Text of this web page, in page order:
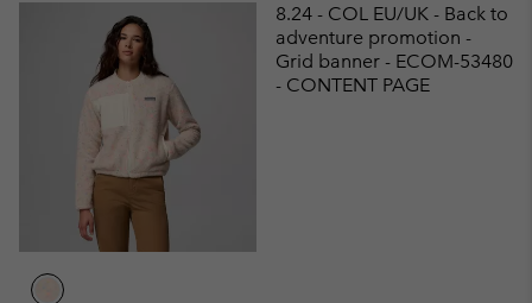
8.24 - COL EU/UK - Back to
adventure promotion -
Grid banner - ECOM-53480
- CONTENT PAGE